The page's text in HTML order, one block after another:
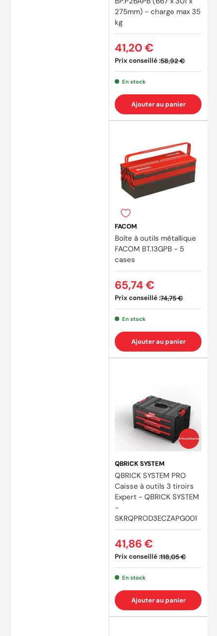
275mm) - charge max 35
kg
Prix conseillé :58,92 €
41,20 €
En stock
Ajouter au panier
FACOM
Boîte à outils métallique
FACOM BT.13GPB - 5
cases
Prix conseillé :74,75 €
65,74 €
En stock
Ajouter au panier
Prix coûtants
QBRICK SYSTEM
QBRICK SYSTEM PRO
Caisse à outils 3 tiroirs
Expert - QBRICK SYSTEM
-
SKRQPROD3ECZAPG001
Prix conseillé :118,05 €
41,86 €
En stock
Ajouter au panier